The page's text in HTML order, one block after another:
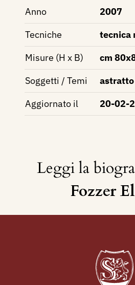
Anno
2007
Tecniche
tecnica
Misure (H x B)
cm
Soggetti / Temi
astratto
Aggiornato il
20-02-
Leggi la
Fozzer